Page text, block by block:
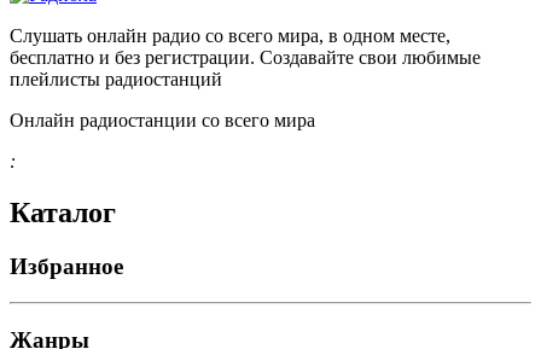
Слушать онлайн радио со всего мира, в одном месте,
бесплатно и без регистрации. Создавайте свои любимые
плейлисты радиостанций
Онлайн радиостанции со всего мира
:
Каталог
Избранное
Жанры